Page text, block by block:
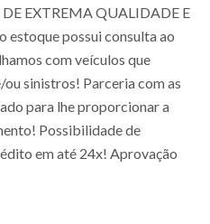
EXTREMA QUALIDADE E
estoque possui consulta ao
com veículos que
sinistros! Parceria com as
para lhe proporcionar a
Possibilidade de
em até 24x! Aprovação